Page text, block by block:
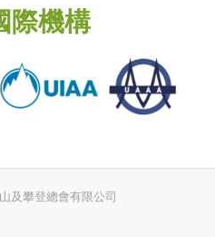
際機構
及攀登總會有限公司